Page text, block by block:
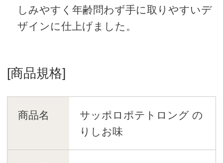
しみやすく年齢問わず手に取りやすいデ
ザインに仕上げました。
[商品規格]
商品名
サッポロポテトロング の
りしお味